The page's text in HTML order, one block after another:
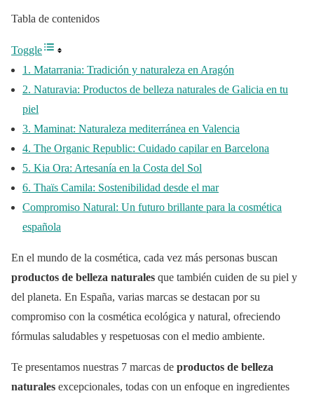
Tabla de contenidos
Toggle
1. Matarrania: Tradición y naturaleza en Aragón
2. Naturavia: Productos de belleza naturales de Galicia en tu
piel
3. Maminat: Naturaleza mediterránea en Valencia
4. The Organic Republic: Cuidado capilar en Barcelona
5. Kia Ora: Artesanía en la Costa del Sol
6. Thaïs Camila: Sostenibilidad desde el mar
Compromiso Natural: Un futuro brillante para la cosmética
española
En el mundo de la cosmética, cada vez más personas buscan
productos de belleza naturales que también cuiden de su piel y
del planeta. En España, varias marcas se destacan por su
compromiso con la cosmética ecológica y natural, ofreciendo
fórmulas saludables y respetuosas con el medio ambiente.
Te presentamos nuestras 7 marcas de productos de belleza
naturales excepcionales, todas con un enfoque en ingredientes